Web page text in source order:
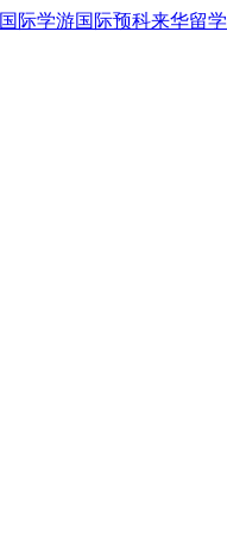
国际学游国际预科来华留学